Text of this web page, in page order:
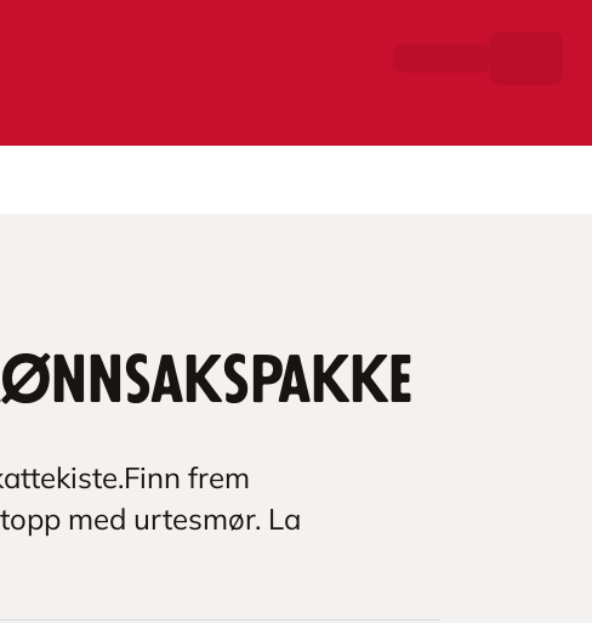
frem
med urtesmør. La